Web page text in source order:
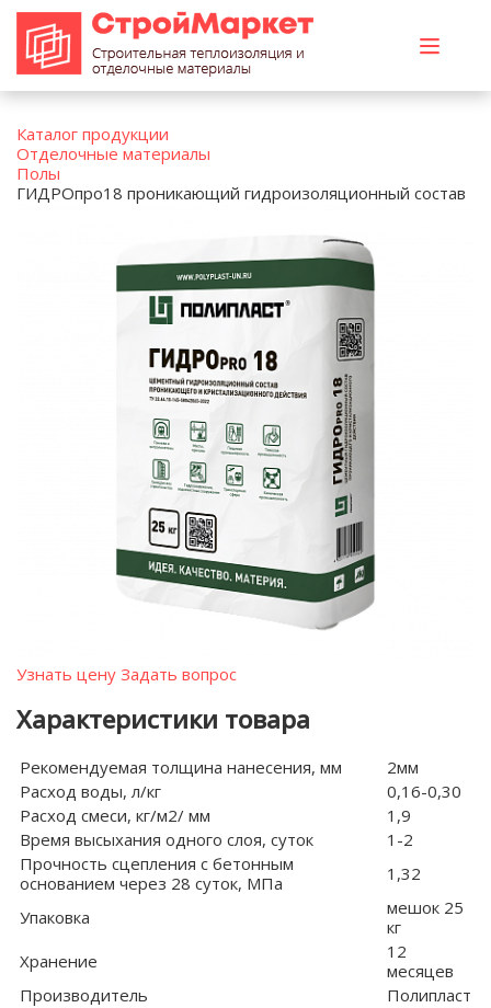
Каталог продукции
Отделочные материалы
Полы
ГИДРОпро18 проникающий гидроизоляционный состав
Узнать цену Задать вопрос
Характеристики товара
Рекомендуемая толщина нанесения, мм
2мм
Расход воды, л/кг
0,16-0,30
Расход смеси, кг/м2/ мм
1,9
Время высыхания одного слоя, суток
1-2
Прочность сцепления с бетонным
основанием через 28 суток, МПа
1,32
Упаковка
мешок 25
кг
Хранение
12
месяцев
Производитель
Полипласт